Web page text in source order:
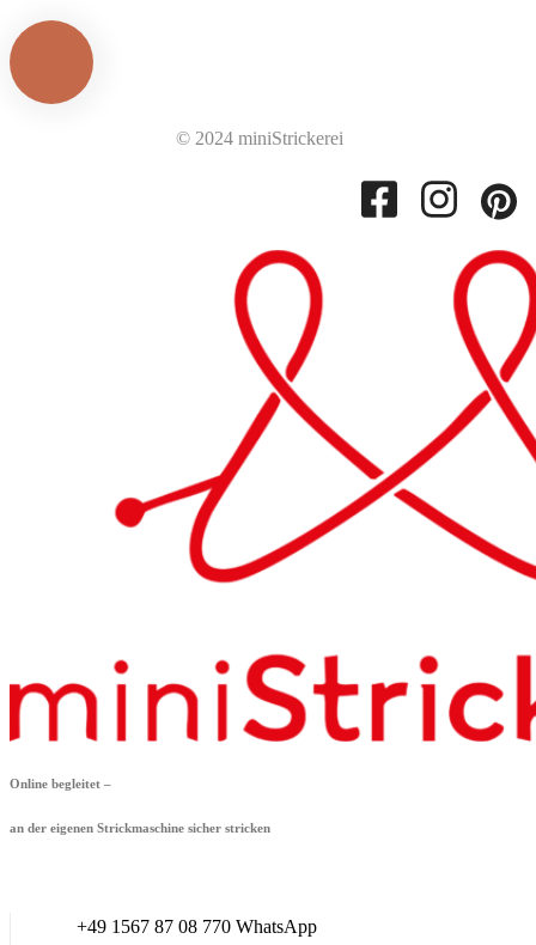
© 2024 miniStrickerei
Online begleitet –
an der eigenen Strickmaschine sicher stricken
+49 1567 87 08 770 WhatsApp